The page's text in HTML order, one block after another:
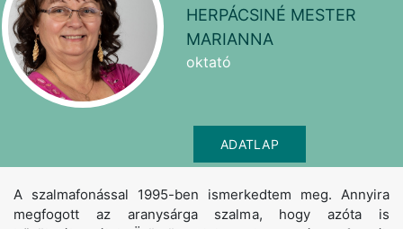
HERPÁCSINÉ MESTER
MARIANNA
oktató
ADATLAP
A szalmafonással 1995-ben ismerkedtem meg. Annyira
megfogott az aranysárga szalma, hogy azóta is